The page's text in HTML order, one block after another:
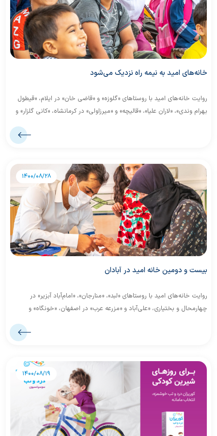
خانه‌های امید به نیمه راه نزدیک می‌شود
روایت خانه‌های امید با روستاهای «گلوزه» و «قاضی خان» در ایلام، «قیطول
بهرام وندی»، «لاران علیا»، «قالیچه» و «میرزاولی» در کرمانشاه، «کانی گلزار» و
1400/08/28
بیست و دومین خانه امید در آبادان
روایت خانه‌های امید با روستاهای «لبد»، «منارجان»، «امام‌آباد آبزیر» در
چهارمحال و بختیاری، «علی‌آباد و «مزرعه عرب» در اصفهان، «خونگاه» و
«آبچندارگلال» در کهگیلویه و بویراحمد، «ده‌عباس» و «طره‌بخاخ» در خوزستان
1400/08/19